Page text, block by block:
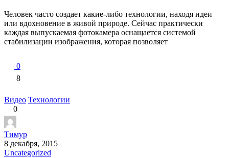
Человек часто создает какие-либо технологии, находя идеи
или вдохновение в живой природе. Сейчас практически
каждая выпускаемая фотокамера оснащается системой
стабилизации изображения, которая позволяет
0
8
Видео Технологии
0
Тимур
8 декабря, 2015
Uncategorized